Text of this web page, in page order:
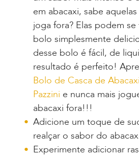
em abacaxi, sabe
joga fora? Elas podem
bolo simplesmente
desse bolo é fácil, de
resultado é perfeito!
Bolo de Casca de Abacaxi
Pazzini e nunca mais
abacaxi fora!!!
Adicione um toque de
realçar o sabor do
Experimente adicionar